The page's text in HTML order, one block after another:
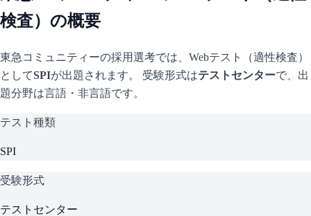
検査）の概要
東急コミュニティーの採用選考では、Webテスト（適性検査）
としてSPIが出題されます。 受験形式はテストセンターで、 出
題分野は言語・非言語です。
テスト種類
SPI
受験形式
テストセンター